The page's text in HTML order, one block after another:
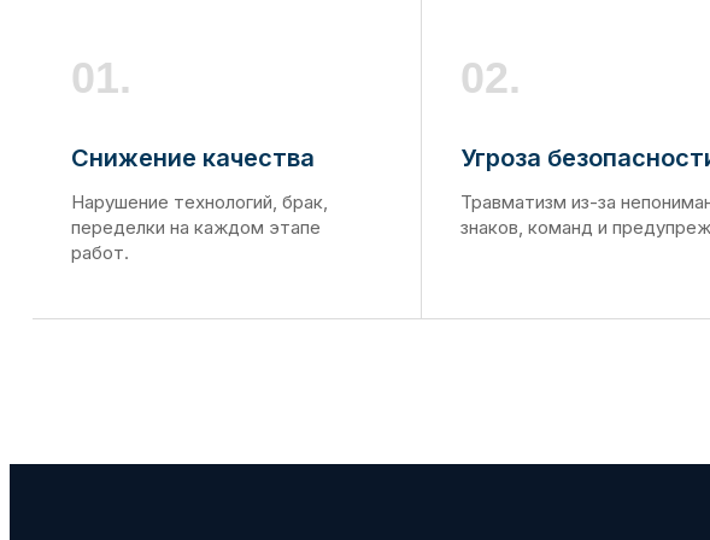
01.
Снижение качества
Нарушение технологий, брак,
переделки на каждом этапе
работ.
02.
Угроза
Травматизм из-за
знаков, команд и